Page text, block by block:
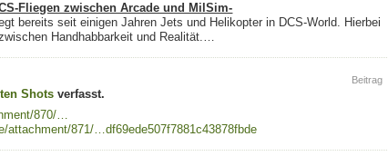
Fliegen zwischen Arcade und MilSim-
bereits seit einigen Jahren Jets und Helikopter in DCS-World. Hierbei
Handhabbarkeit und Realität.…
Shotsverfasst.
Beitrag
870/…
attachment/871/…df69ede507f7881c43878fbde